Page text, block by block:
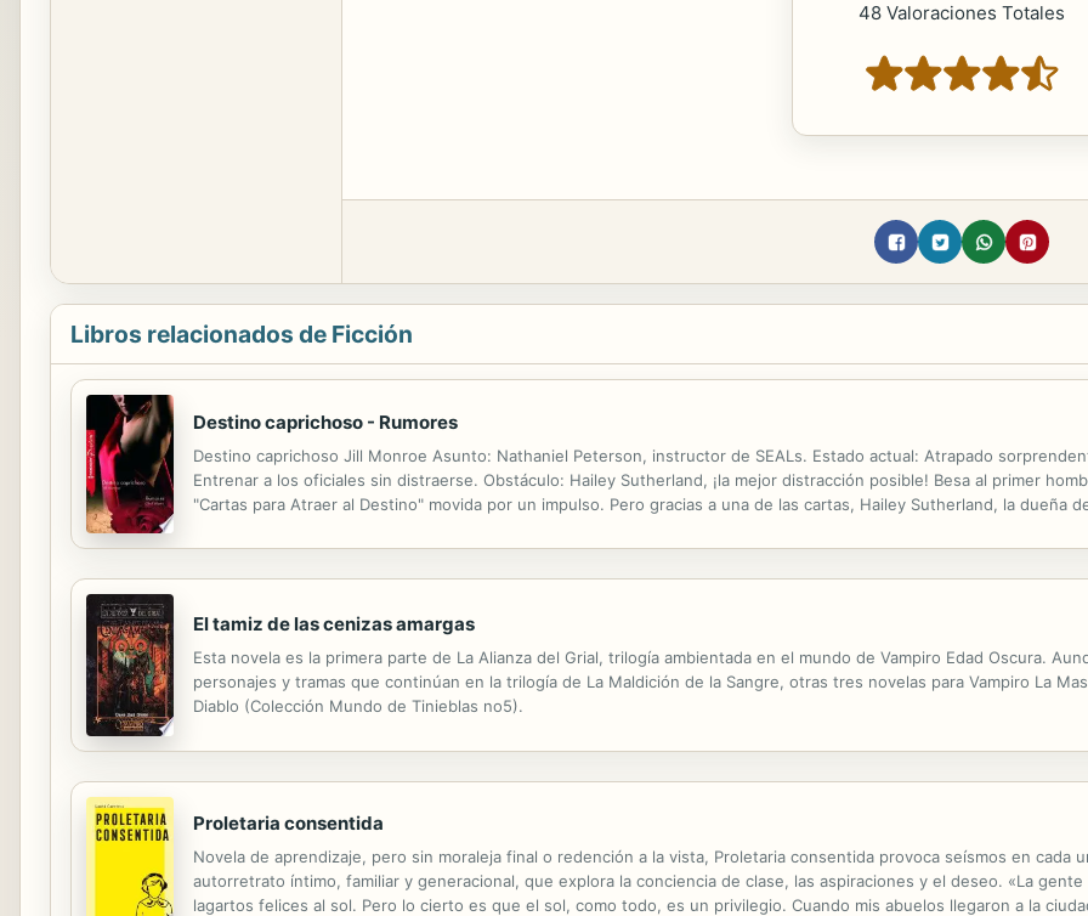
48 Valoraciones Totales
Libros relacionados de Ficción
Destino caprichoso - Rumores
Destino caprichoso Jill Monroe Asunto: Nathaniel Peterson, instructor de SEALs. Estado actual: Atrapado
Entrenar a los oficiales sin distraerse. Obstáculo: Hailey Sutherland, ¡la mejor distracción posible! Besa al primer
"Cartas para Atraer al Destino" movida por un impulso. Pero gracias a una de las cartas, Hailey Sutherland, la dueña
El tamiz de las cenizas amargas
Esta novela es la primera parte de La Alianza del Grial, trilogía ambientada en el mundo de Vampiro Edad Oscura.
personajes y tramas que continúan en la trilogía de La Maldición de la Sangre, otras tres novelas para Vampiro La
Diablo (Colección Mundo de Tinieblas no5).
Proletaria consentida
Novela de aprendizaje, pero sin moraleja final o redención a la vista, Proletaria consentida provoca seísmos en cada
autorretrato íntimo, familiar y generacional, que explora la conciencia de clase, las aspiraciones y el deseo. «La
lagartos felices al sol. Pero lo cierto es que el sol, como todo, es un privilegio. Cuando mis abuelos llegaron a la